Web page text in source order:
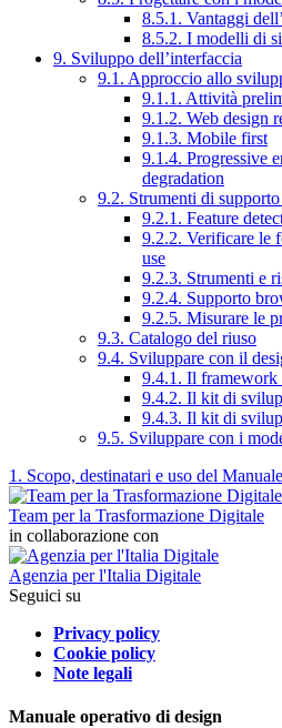
8.5.1. Vantaggi
8.5.2. I modelli di
9. Sviluppo dell’interfaccia
9.1. Approccio allo
9.1.1. Attività
9.1.2. Web design
9.1.3. Mobile first
9.1.4. Progressive
degradation
9.2. Strumenti di
9.2.1. Feature
9.2.2. Verificare le
use
9.2.3. Strumenti e
9.2.4. Supporto
9.2.5. Misurare le
9.3. Catalogo del riuso
9.4. Sviluppare con il
9.4.1. Il framework
9.4.2. Il kit di
9.4.3. Il kit di
9.5. Sviluppare con i
1. Scopo, destinatari e uso del
Team per la Trasformazione Digitale
in collaborazione con
Agenzia per l'Italia Digitale
Seguici su
Privacy policy
Cookie policy
Note legali
Manuale operativo di design